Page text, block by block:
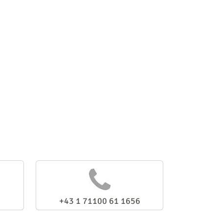
+43 1 71100 61 1656